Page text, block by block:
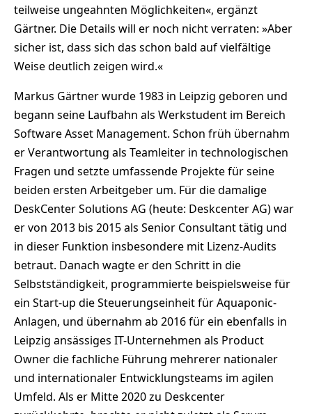
teilweise ungeahnten Möglichkeiten«, ergänzt
Gärtner. Die Details will er noch nicht verraten: »Aber
sicher ist, dass sich das schon bald auf vielfältige
Weise deutlich zeigen wird.«
Markus Gärtner wurde 1983 in Leipzig geboren und
begann seine Laufbahn als Werkstudent im Bereich
Software Asset Management. Schon früh übernahm
er Verantwortung als Teamleiter in technologischen
Fragen und setzte umfassende Projekte für seine
beiden ersten Arbeitgeber um. Für die damalige
DeskCenter Solutions AG (heute: Deskcenter AG) war
er von 2013 bis 2015 als Senior Consultant tätig und
in dieser Funktion insbesondere mit Lizenz-Audits
betraut. Danach wagte er den Schritt in die
Selbstständigkeit, programmierte beispielsweise für
ein Start-up die Steuerungseinheit für Aquaponic-
Anlagen, und übernahm ab 2016 für ein ebenfalls in
Leipzig ansässiges IT-Unternehmen als Product
Owner die fachliche Führung mehrerer nationaler
und internationaler Entwicklungsteams im agilen
Umfeld. Als er Mitte 2020 zu Deskcenter